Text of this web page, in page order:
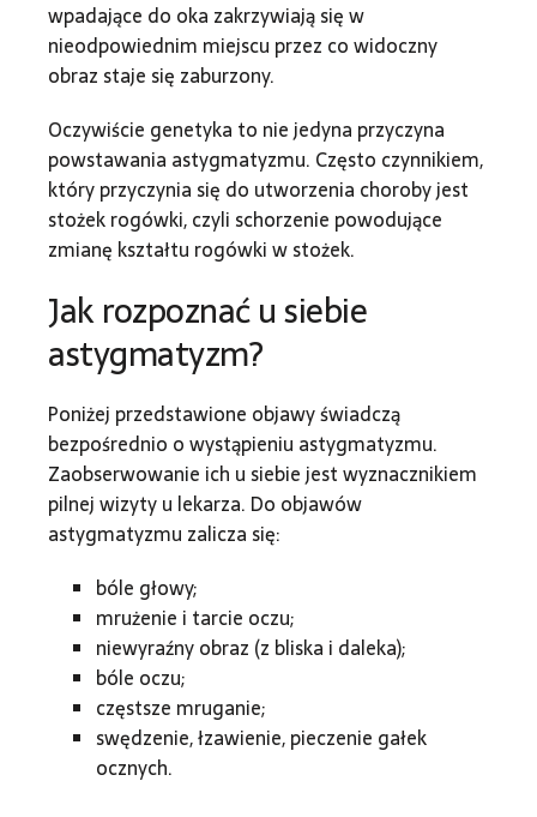
wpadające do oka zakrzywiają się w
nieodpowiednim miejscu przez co widoczny
obraz staje się zaburzony.
Oczywiście genetyka to nie jedyna przyczyna
powstawania astygmatyzmu. Często czynnikiem,
który przyczynia się do utworzenia choroby jest
stożek rogówki, czyli schorzenie powodujące
zmianę kształtu rogówki w stożek.
Jak rozpoznać u siebie
astygmatyzm?
Poniżej przedstawione objawy świadczą
bezpośrednio o wystąpieniu astygmatyzmu.
Zaobserwowanie ich u siebie jest wyznacznikiem
pilnej wizyty u lekarza. Do objawów
astygmatyzmu zalicza się:
bóle głowy;
mrużenie i tarcie oczu;
niewyraźny obraz (z bliska i daleka);
bóle oczu;
częstsze mruganie;
swędzenie, łzawienie, pieczenie gałek
ocznych.